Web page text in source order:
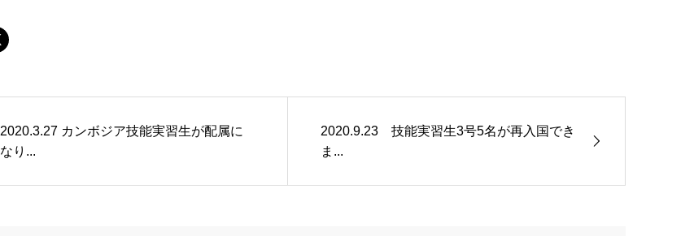
2020.3.27 カンボジア技能実習生が配属に
なり...
2020.9.23 技能実習生3号5名が再入国でき
ま...